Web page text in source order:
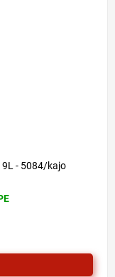
9L - 5084/kajo